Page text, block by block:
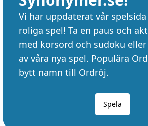
Vi har uppdaterat vår
roliga spel! Ta en paus och
med korsord och sudoku
av våra nya spel. Populära
bytt namn till Ordröj.
Spela